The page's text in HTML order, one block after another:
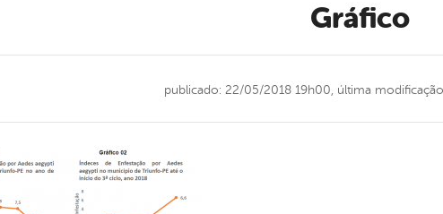
gráfico
publicado: 22/05/2018 19h00, última